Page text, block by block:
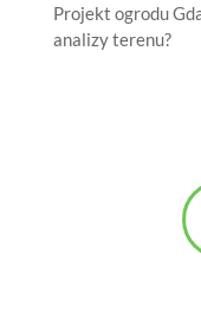
Projekt ogrodu
analizy terenu?